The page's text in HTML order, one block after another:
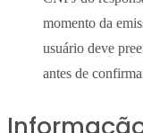
momento da
usuário deve
antes de